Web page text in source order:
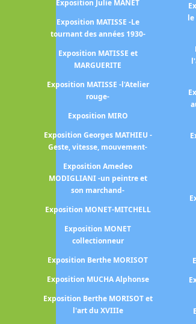
Exposition Julie MANET
Exposition MATISSE -Le
tournant des années 1930-
Exposition MATISSE et
MARGUERITE
Exposition MATISSE -l'Atelier
rouge-
Exposition MIRO
Exposition Georges MATHIEU -
Geste, vitesse, mouvement-
Exposition Amedeo
MODIGLIANI -un peintre et
son marchand-
Exposition MONET-MITCHELL
Exposition MONET
collectionneur
Exposition Berthe MORISOT
Exposition MUCHA Alphonse
Exposition Berthe MORISOT et
l'art du XVIIIe
le